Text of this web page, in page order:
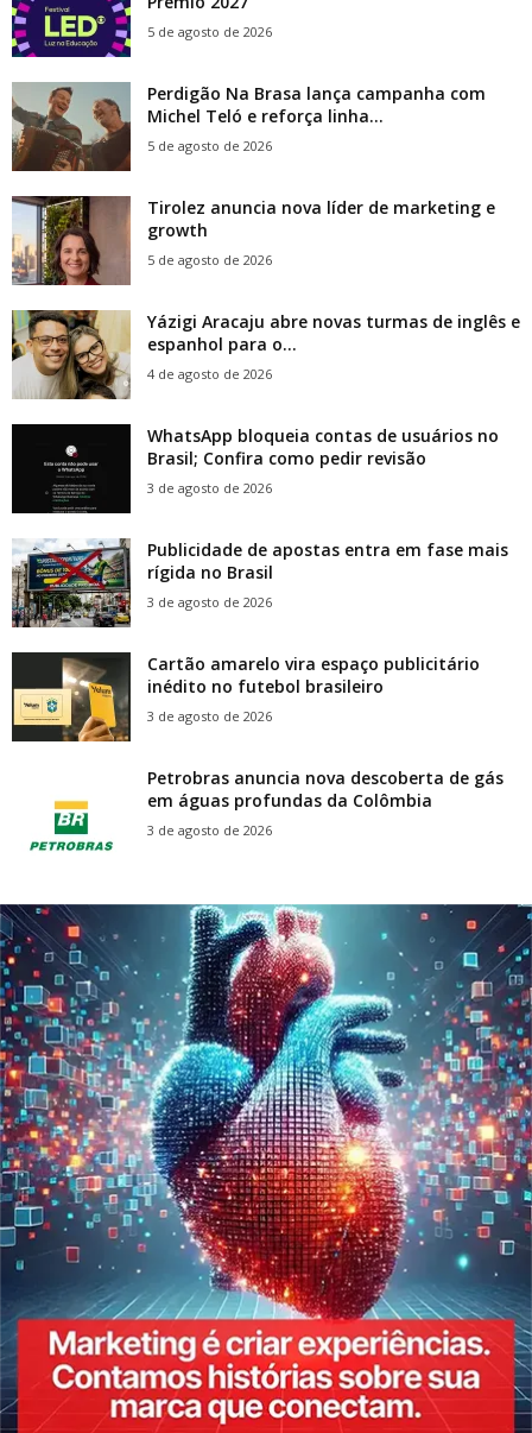
5 de agosto de 2026
Perdigão Na Brasa lança campanha com
Michel Teló e reforça linha...
5 de agosto de 2026
Tirolez anuncia nova líder de marketing e
growth
5 de agosto de 2026
Yázigi Aracaju abre novas turmas de inglês e
espanhol para o...
4 de agosto de 2026
WhatsApp bloqueia contas de usuários no
Brasil; Confira como pedir revisão
3 de agosto de 2026
Publicidade de apostas entra em fase mais
rígida no Brasil
3 de agosto de 2026
Cartão amarelo vira espaço publicitário
inédito no futebol brasileiro
3 de agosto de 2026
Petrobras anuncia nova descoberta de gás
em águas profundas da Colômbia
3 de agosto de 2026